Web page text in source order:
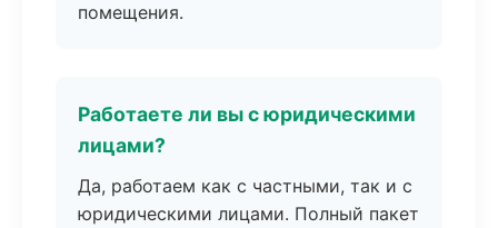
помещения.
Работаете ли вы с юридическими
лицами?
Да, работаем как с частными, так и с
юридическими лицами. Полный пакет